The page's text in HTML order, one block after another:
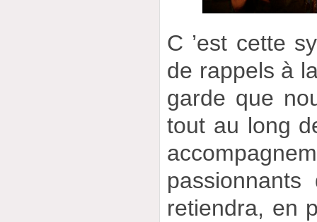
C ’est cette
de rappels à
garde que
tout au long
retiendra, en